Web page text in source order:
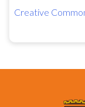
Creative